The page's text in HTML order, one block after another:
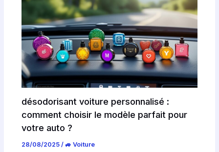
désodorisant voiture personnalisé :
comment choisir le modèle parfait pour
votre auto ?
28/08/2025/🚙 Voiture